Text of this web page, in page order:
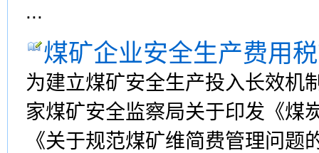
...
煤矿企业安全生产费用
为建立煤矿安全生产投入长效机
家煤矿安全监察局关于印发《煤
《关于规范煤矿维简费管理问